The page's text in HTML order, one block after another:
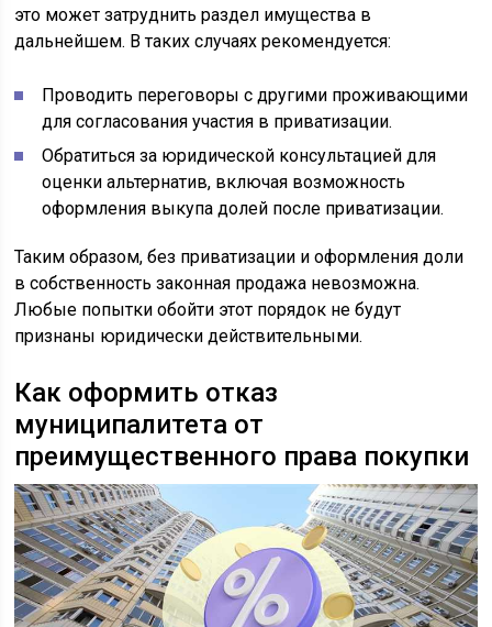
это может затруднить раздел имущества в
дальнейшем. В таких случаях рекомендуется:
Проводить переговоры с другими проживающими
для согласования участия в приватизации.
Обратиться за юридической консультацией для
оценки альтернатив, включая возможность
оформления выкупа долей после приватизации.
Таким образом, без приватизации и оформления доли
в собственность законная продажа невозможна.
Любые попытки обойти этот порядок не будут
признаны юридически действительными.
Как оформить отказ
муниципалитета от
преимущественного права покупки